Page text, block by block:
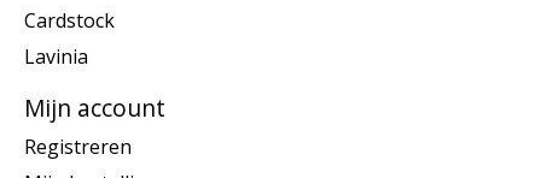
Cardstock
Lavinia
Mijn account
Registreren